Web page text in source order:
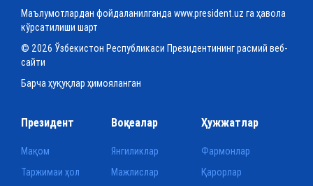
Маълумотлардан фойдаланилганда www.president.uz га ҳавола
кўрсатилиши шарт
© 2026 Ўзбекистон Республикаси Президентининг расмий веб-
сайти
Барча ҳуқуқлар ҳимояланган
Президент
Мақом
Таржимаи ҳол
Воқеалар
Янгиликлар
Мажлислар
Ҳужжатлар
Фармонлар
Қарорлар